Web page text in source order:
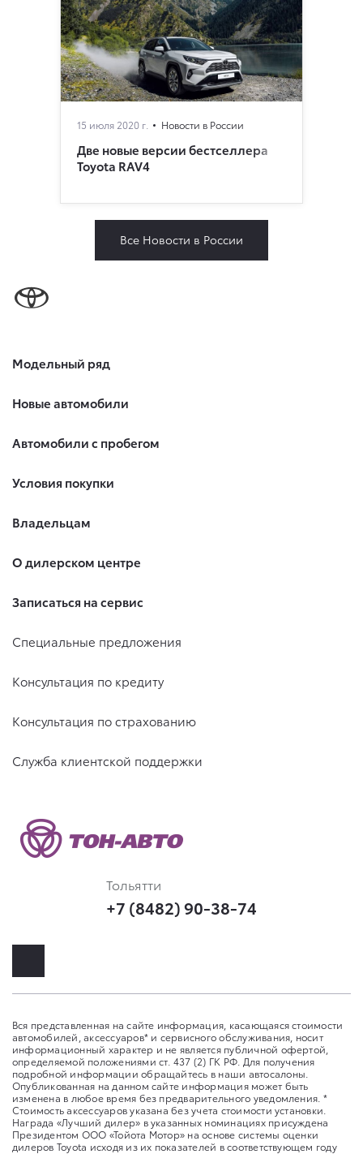
15 июля 2020 г. Новости в России
Две новые версии бестселлера
Toyota RAV4
Все Новости в России
Модельный ряд
Новые автомобили
Автомобили с пробегом
Условия покупки
Владельцам
О дилерском центре
Записаться на сервис
Специальные предложения
Консультация по кредиту
Консультация по страхованию
Служба клиентской поддержки
Тольятти
+7 (8482) 90-38-74
Вся представленная на сайте информация, касающаяся стоимости
автомобилей, аксессуаров* и сервисного обслуживания, носит
информационный характер и не является публичной офертой,
определяемой положениями ст. 437 (2) ГК РФ. Для получения
подробной информации обращайтесь в наши автосалоны.
Опубликованная на данном сайте информация может быть
изменена в любое время без предварительного уведомления. *
Стоимость аксессуаров указана без учета стоимости установки.
Награда «Лучший дилер» в указанных номинациях присуждена
Президентом ООО «Тойота Мотор» на основе системы оценки
дилеров Toyota исходя из их показателей в соответствующем году